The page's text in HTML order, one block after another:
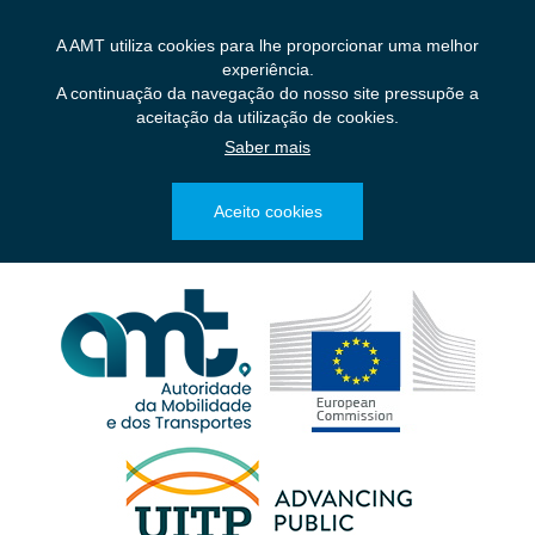
A AMT utiliza cookies para lhe proporcionar uma melhor
experiência.
A continuação da navegação do nosso site pressupõe a
aceitação da utilização de cookies.
Saber mais
Aceito cookies